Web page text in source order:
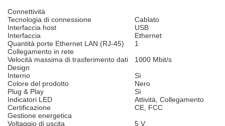
Connettività
Tecnologia di connessione
Cablato
Interfaccia host
USB
Interfaccia
Ethernet
Quantità porte Ethernet LAN (RJ-45)
1
Collegamento in rete
Velocità massima di trasferimento dati
1000 Mbit/s
Design
Interno
Sì
Colore del prodotto
Nero
Plug & Play
Sì
Indicatori LED
Attività, Collegamento
Certificazione
CE, FCC
Gestione energetica
Voltaggio di uscita
5 V